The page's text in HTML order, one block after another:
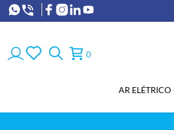
0
AR ELÉTRICO